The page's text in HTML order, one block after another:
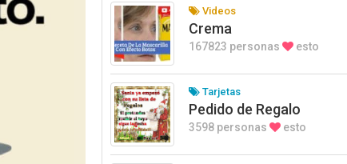
Videos
Crema
167823 personas esto
Tarjetas
Pedido de Regalo
3598 personas esto